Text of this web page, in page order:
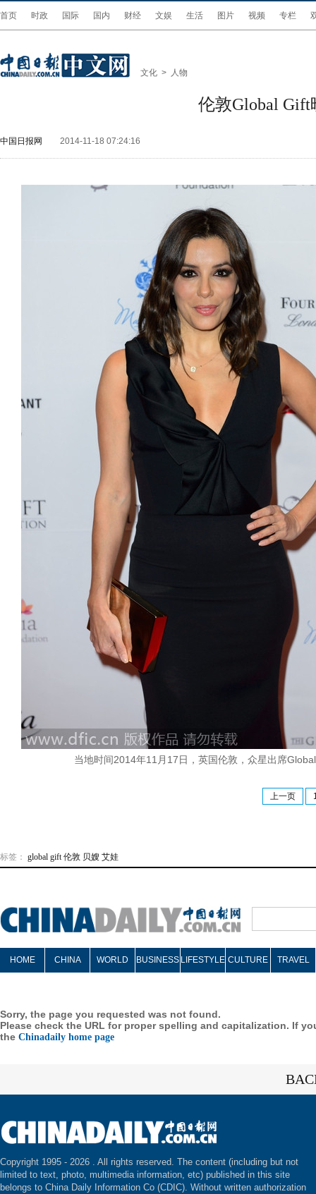
首页 时政 国际 国内 财经 文娱 生活 图片 视频 专栏
文化 > 人物
伦敦Global
中国日报网 2014-11-18 07:24:16
当地时间2014年11月17日，英国伦敦，众星出席
上一页
标签： global gift 伦敦 贝嫂 艾娃
HOME CHINA WORLD BUSINESS LIFESTYLE CULTURE TRAVEL
Sorry, the page you requested was not found.
Please check the URL for proper spelling and capitalization. If
the Chinadaily home page
Copyright 1995 - 2026 . All rights reserved. The content (including but not
limited to text, photo, multimedia information, etc) published in this site
belongs to China Daily Information Co (CDIC). Without written authorization